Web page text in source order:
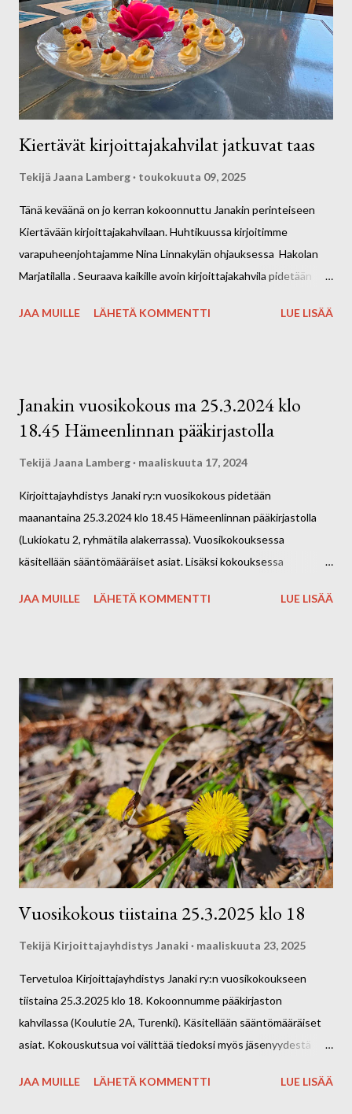
Kiertävät kirjoittajakahvilat jatkuvat taas
Tekijä Jaana Lamberg toukokuuta 09, 2025
Tänä keväänä on jo kerran kokoonnuttu Janakin perinteiseen
Kiertävään kirjoittajakahvilaan. Huhtikuussa kirjoitimme
varapuheenjohtajamme Nina Linnakylän ohjauksessa Hakolan
Marjatilalla . Seuraava kaikille avoin kirjoittajakahvila pidetään
klo13.00- 14.30. Osoite: Harvialan Kartano 32, 13300 Harviala.
kynnyksen tapaamiskertoja. Tervetuloa mukaan! Kahvit ja
kahvileivät omakustanteisesti. Ota mukaan omat
JAA MUILLE LÄHETÄ KOMMENTTI LUE LISÄÄ
Janakin vuosikokous ma 25.3.2024 klo
18.45 Hämeenlinnan pääkirjastolla
Tekijä Jaana Lamberg maaliskuuta 17, 2024
Kirjoittajayhdistys Janaki ry:n vuosikokous pidetään
maanantaina 25.3.2024 klo 18.45 Hämeenlinnan pääkirjastolla
(Lukiokatu 2, ryhmätila alakerrassa). Vuosikokouksessa
käsitellään sääntömääräiset asiat. Lisäksi kokouksessa
johtokunnan (hallituksen) kokoonpanoa. Ennen vuosikokousta
katsojien omiin ajatuksiin, tunteisiin ja tarinoihin. Tarinateatterin
ohjaa Kaija Klemetti, joka on myös Janakin hallituksen
pitkäaikainen jäsen. Tarinateatterin jälkeen siirrymme sujuvasti
kokoukseen. Tervetuloa kevätkokoukseen! Kirjoittajayhdistys
Janaki ry:n hallitus
JAA MUILLE LÄHETÄ KOMMENTTI LUE LISÄÄ
Vuosikokous tiistaina 25.3.2025 klo 18
Tekijä Kirjoittajayhdistys Janaki maaliskuuta 23, 2025
Tervetuloa Kirjoittajayhdistys Janaki ry:n vuosikokoukseen
tiistaina 25.3.2025 klo 18. Kokoonnumme pääkirjaston
kahvilassa (Koulutie 2A, Turenki). Käsitellään sääntömääräiset
asiat. Kokouskutsua voi välittää tiedoksi myös jäsenyydestä
JAA MUILLE
LÄHETÄ KOMMENTTI LUE LISÄÄ